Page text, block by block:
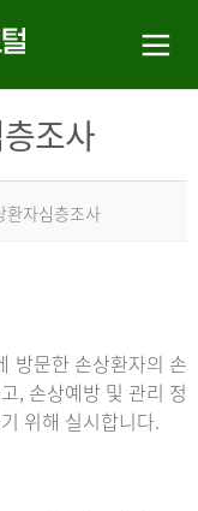
조사
환자심층조사
방문한 손상환자의 손
, 손상예방 및 관리 정
위해 실시합니다.